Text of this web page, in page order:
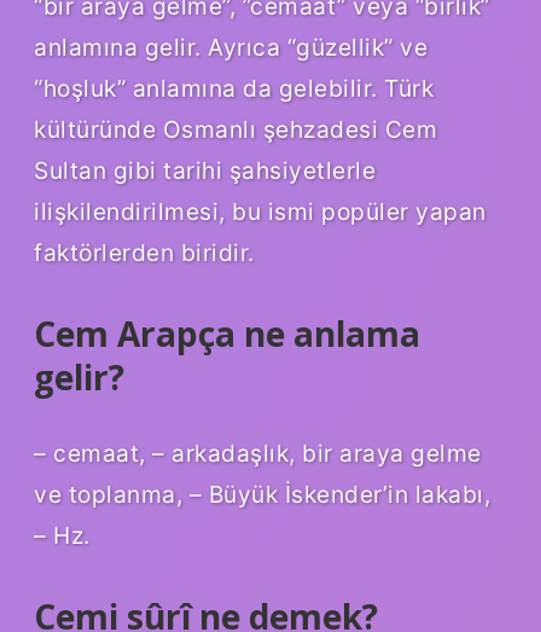
anlamına gelir. Ayrıca “güzellik” ve
“hoşluk” anlamına da gelebilir. Türk
kültüründe Osmanlı şehzadesi Cem
Sultan gibi tarihi şahsiyetlerle
ilişkilendirilmesi, bu ismi popüler yapan
faktörlerden biridir.
Cem Arapça ne anlama
gelir?
– cemaat, – arkadaşlık, bir araya gelme
ve toplanma, – Büyük İskender’in lakabı,
– Hz.
Cemi sûrî ne demek?